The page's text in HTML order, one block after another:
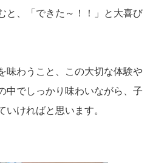
と、「できた～！！」と大喜び
味わうこと、この大切な体験や
中でしっかり味わいながら、子
いければと思います。